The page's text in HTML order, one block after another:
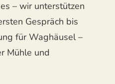
– wir unterstützen
Gespräch bis
für Waghäusel –
Mühle und